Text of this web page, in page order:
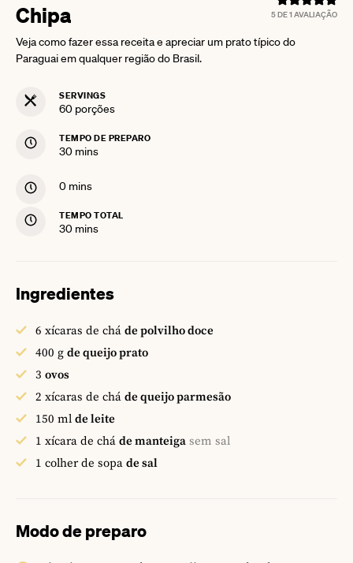
5DE 1 AVALIAÇÃO
Chipa
Veja como fazer essa receita e apreciar um prato típico do
Paraguai em qualquer região do Brasil.
SERVINGS
60 porções
TEMPO DE PREPARO
30minutes
mins
0minutes
mins
TEMPO TOTAL
30minutes
mins
Ingredientes
6 xícaras de chá de polvilho doce
400 g de queijo prato
3 ovos
2 xícaras de chá de queijo parmesão
150 ml de leite
1 xícara de chá de manteiga sem sal
1 colher de sopa de sal
Modo de preparo